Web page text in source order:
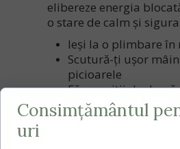
elibereze energia
o stare de calm și
Ieși la o plimbare în
Scutură-ți ușor
picioarele
Fă exerciții de
corporală: mișcă-ți
întinde-te
Consimțământul
uri